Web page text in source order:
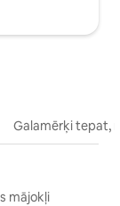
Galamērķi tepat,
mājokļi